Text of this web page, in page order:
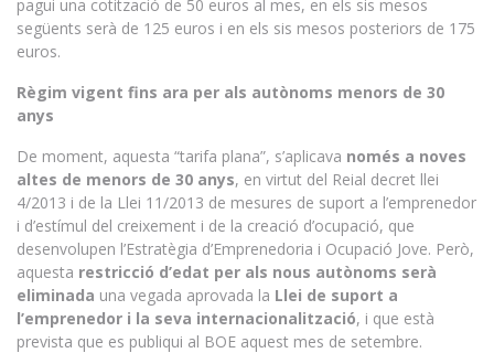
pagui una cotització de 50 euros al mes, en els sis mesos
següents serà de 125 euros i en els sis mesos posteriors de 175
euros.
Règim vigent fins ara per als autònoms menors de 30
anys
De moment, aquesta “tarifa plana”, s’aplicava només a noves
altes de menors de 30 anys, en virtut del Reial decret llei
4/2013 i de la Llei 11/2013 de mesures de suport a l’emprenedor
i d’estímul del creixement i de la creació d’ocupació, que
desenvolupen l’Estratègia d’Emprenedoria i Ocupació Jove. Però,
aquesta restricció d’edat per als nous autònoms serà
eliminada una vegada aprovada la Llei de suport a
l’emprenedor i la seva internacionalització, i que està
prevista que es publiqui al BOE aquest mes de setembre.